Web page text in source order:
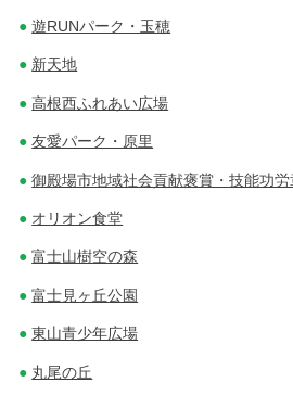
遊RUNパーク・玉穂
新天地
高根西ふれあい広場
友愛パーク・原里
御殿場市地域社会貢献褒賞・技能功
オリオン食堂
富士山樹空の森
富士見ヶ丘公園
東山青少年広場
丸尾の丘